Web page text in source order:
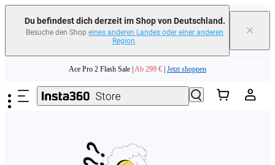
Du befindest dich derzeit im Shop von Deutschland.
Besuche den Shop eines anderen Landes oder einer anderen
Region.
×
Need shopping help? |
Ace Pro 2 Flash Sale | Ab 299 € Jetzt shoppen